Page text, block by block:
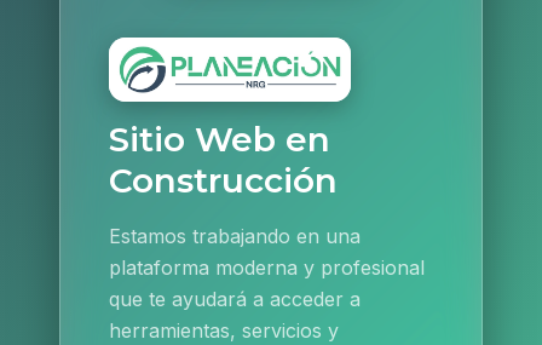
Sitio Web en
Construcción
Estamos trabajando en una
plataforma moderna y profesional
que te ayudará a acceder a
herramientas, servicios y